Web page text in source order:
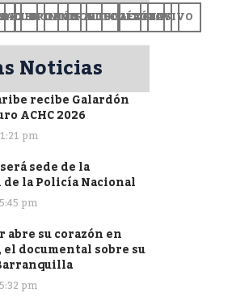
CIENCIA
OPINIÓN
GENERALES
TECNOLOGÍA
EDUCACIÓN
CULTURA
EXCLUSIVO
+CV
Noticias
recibe Galardón
ACHC 2026
pm
sede de la
la Policía Nacional
pm
abre su corazón en
el documental sobre su
pm